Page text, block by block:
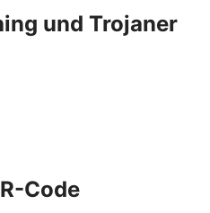
und Trojaner
Code